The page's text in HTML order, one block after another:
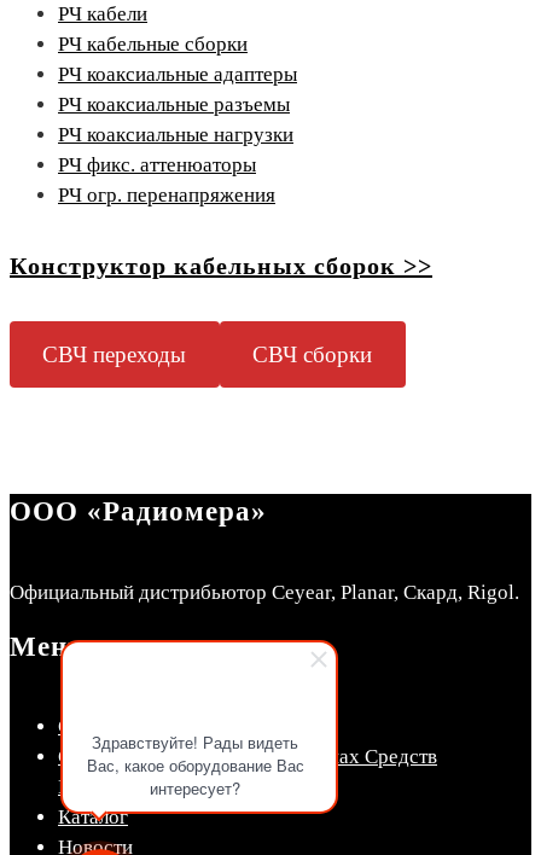
Здравствуйте! Рады видеть
Вас, какое оборудование Вас
интересует?
РЧ кабели
РЧ кабельные сборки
РЧ коаксиальные адаптеры
РЧ коаксиальные разъемы
РЧ коаксиальные нагрузки
РЧ фикс. аттенюаторы
РЧ огр. перенапряжения
Конструктор кабельных сборок >>
СВЧ переходы СВЧ сборки
ООО «Радиомера»
Официальный дистрибьютор Ceyear, Planar, Скард, Rigol.
Меню
СКЛАД Радиомера
Сведения об утвержденных типах Средств
Измерений (СИ)
Каталог
Новости